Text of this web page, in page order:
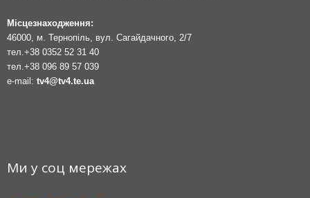
Місцезнаходження:
46000, м. Тернопіль, вул. Сагайдачного, 2/7
тел. +38 0352 52 31 40
тел. +38 096 89 57 039
e-mail: tv4@tv4.te.ua
Ми у соц мережах